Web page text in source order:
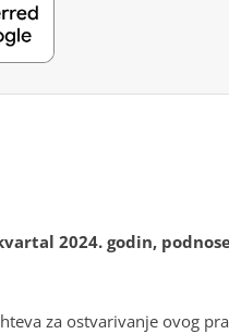
2024. godin,
za ostvarivanje ovog